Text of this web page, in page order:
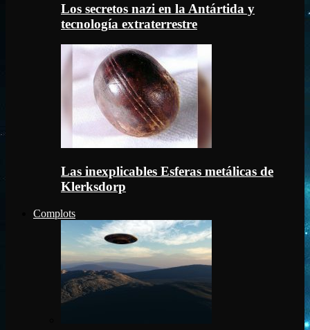
Los secretos nazi en la Antártida y
tecnología extraterrestre
Las inexplicables Esferas metálicas de
Klerksdorp
Complots